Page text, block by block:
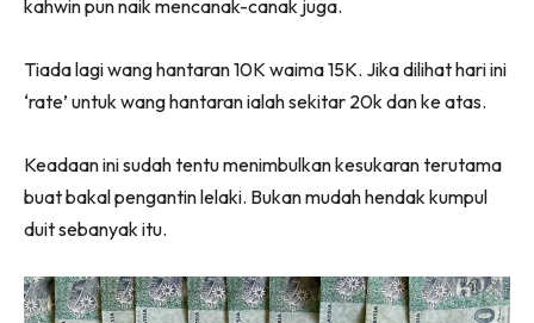
kahwin pun naik mencanak-canak juga.
Tiada lagi wang hantaran 10K waima 15K. Jika dilihat hari ini
‘rate’ untuk wang hantaran ialah sekitar 20k dan ke atas.
Keadaan ini sudah tentu menimbulkan kesukaran terutama
buat bakal pengantin lelaki. Bukan mudah hendak kumpul
duit sebanyak itu.